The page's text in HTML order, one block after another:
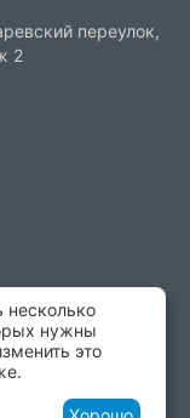
переулок,
2
несколько
нужны
это